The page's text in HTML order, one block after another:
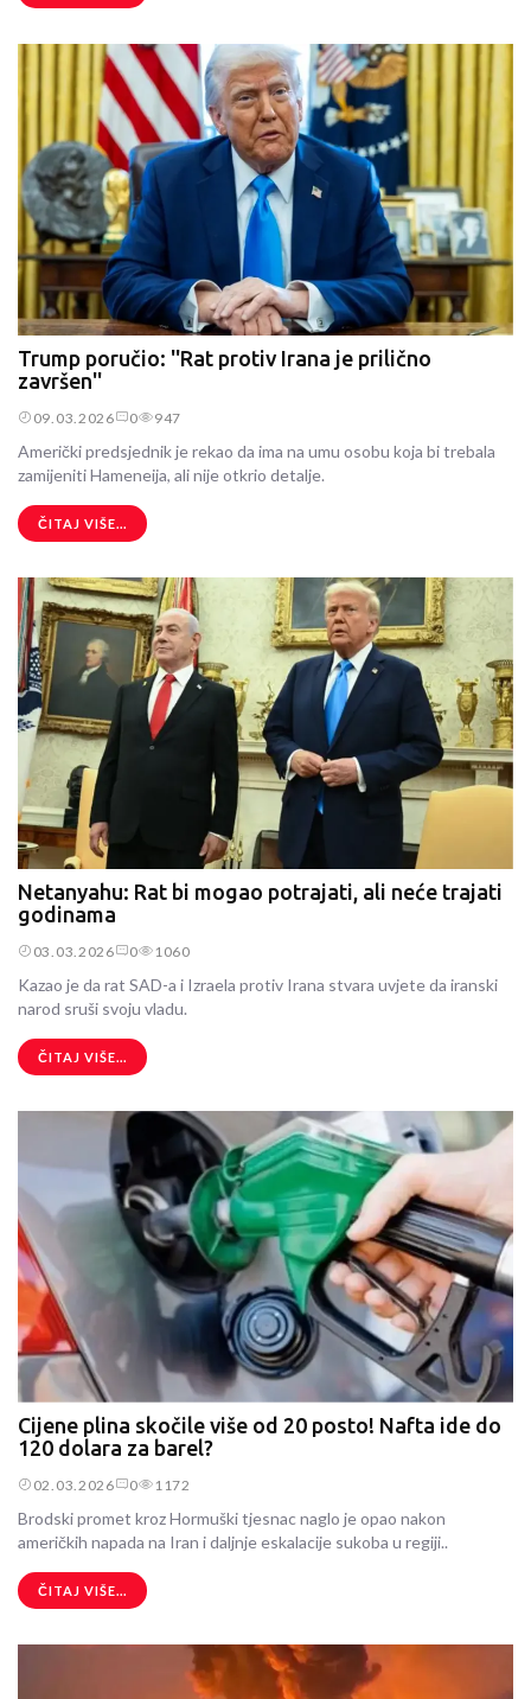
Trump poručio: ''Rat protiv Irana je prilično
završen''
09.03.2026 0 947
Američki predsjednik je rekao da ima na umu osobu koja bi trebala
zamijeniti Hameneija, ali nije otkrio detalje.
ČITAJ VIŠE...
Netanyahu: Rat bi mogao potrajati, ali neće trajati
godinama
03.03.2026 0 1060
Kazao je da rat SAD-a i Izraela protiv Irana stvara uvjete da iranski
narod sruši svoju vladu.
ČITAJ VIŠE...
Cijene plina skočile više od 20 posto! Nafta ide do
120 dolara za barel?
02.03.2026 0 1172
Brodski promet kroz Hormuški tjesnac naglo je opao nakon
američkih napada na Iran i daljnje eskalacije sukoba u regiji..
ČITAJ VIŠE...